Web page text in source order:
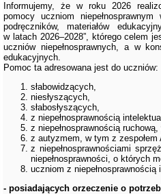
Informujemy, że w roku 2026
pomocy uczniom
podręczników, materiałów
w latach 2026–2028”, którego celem
uczniów niepełnosprawnych, a w
edukacyjnych.
Pomoc ta adresowana jest do uczniów:
słabowidzących,
niesłyszących,
słabosłyszących,
z niepełnosprawnością
z niepełnosprawnością
z autyzmem, w tym z zespołem
z niepełnosprawnościami
niepełnosprawności, o których
uczniom z
- posiadających orzeczenie o